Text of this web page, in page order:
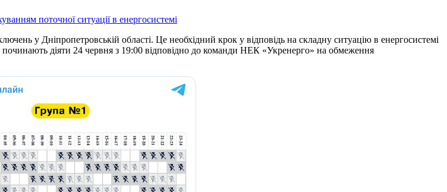
у Дніпропетровській області. Це необхідний крок у відповідь на складну ситуацію в енергосистемі
діяти 24 червня з 19:00 відповідно до команди НЕК «Укренерго» на обмеження